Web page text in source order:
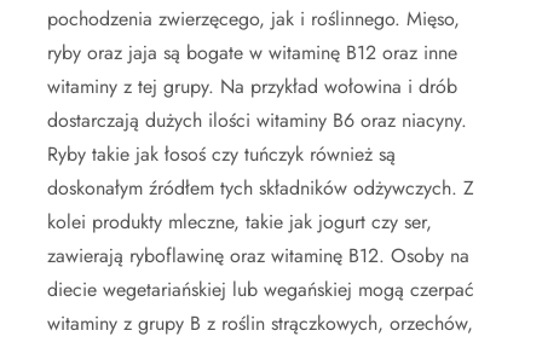
pochodzenia zwierzęcego, jak i roślinnego. Mięso,
ryby oraz jaja są bogate w witaminę B12 oraz inne
witaminy z tej grupy. Na przykład wołowina i drób
dostarczają dużych ilości witaminy B6 oraz niacyny.
Ryby takie jak łosoś czy tuńczyk również są
doskonałym źródłem tych składników odżywczych. Z
kolei produkty mleczne, takie jak jogurt czy ser,
zawierają ryboflawinę oraz witaminę B12. Osoby na
diecie wegetariańskiej lub wegańskiej mogą czerpać
witaminy z grupy B z roślin strączkowych, orzechów,